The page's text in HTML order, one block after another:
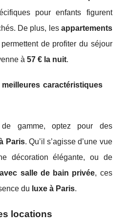
pour enfants figurent
De plus, les appartements
permettent de profiter du séjour
à 57 € la nuit.
caractéristiques
gamme, optez pour des
Paris. Qu’il s’agisse d’une vue
décoration élégante, ou de
salle de bain privée, ces
du luxe à Paris.
locations